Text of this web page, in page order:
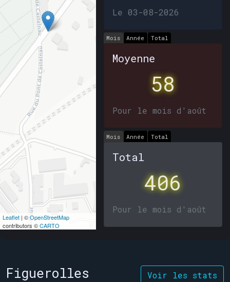
Leaflet | ©OpenStreetMap
contributors ©CARTO
Le 03-08-2026
Mois Année Total
Moyenne
58
Pour le mois d'août
Mois Année Total
Total
406
Pour le mois d'août
Voir les stats
Figuerolles